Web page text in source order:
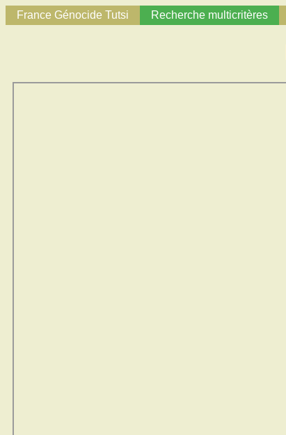
France Génocide Tutsi Recherche multicritères